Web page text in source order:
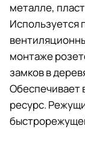
металле,
Используется
монтаже
замков в
Обеспечивает
ресурс.